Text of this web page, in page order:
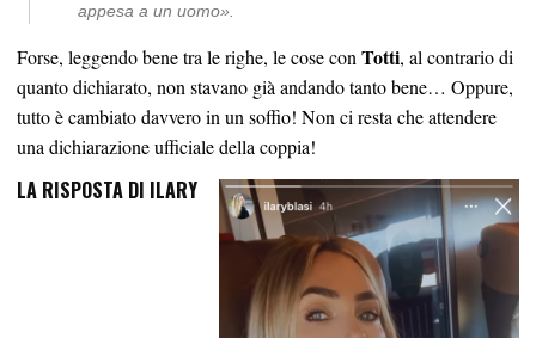
appesa a un uomo»
Forse, leggendo bene tra le righe, le cose con Totti, al contrario di
quanto dichiarato, non stavano già andando tanto bene… Oppure,
tutto è cambiato davvero in un soffio! Non ci resta che attendere
una dichiarazione ufficiale della coppia!
LA RISPOSTA DI ILARY